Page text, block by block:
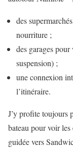
des
nourriture ;
des garages
suspension) ;
une connexion
l’itinéraire.
J’y profite toujours
bateau pour voir
guidée vers